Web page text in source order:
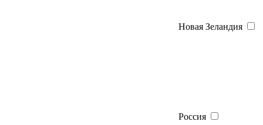
Новая Зеландия
Россия